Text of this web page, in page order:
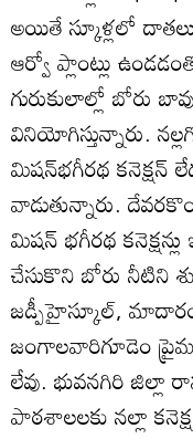
అయితే స్కూళ్లలో
ఆర్వో ప్లాంట్లు
గురుకులాల్లో బోరు
వినియోగిస్తున్నారు.
మిషన్‌భగీరథ కనెక్షన్‌
వాడుతున్నారు.
మిషన్‌ భగీరథ
చేసుకొని బోరు నీటిని
జడ్పీహైస్కూల్‌, మాదారం
జంగాలవారిగూడెం
లేవు. భువనగిరి
పాఠశాలలకు నల్లా